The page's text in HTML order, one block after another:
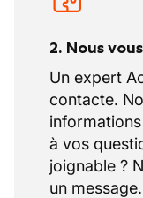
2. Nous
Un expert
contacte.
à vos
joignable ?
un message.